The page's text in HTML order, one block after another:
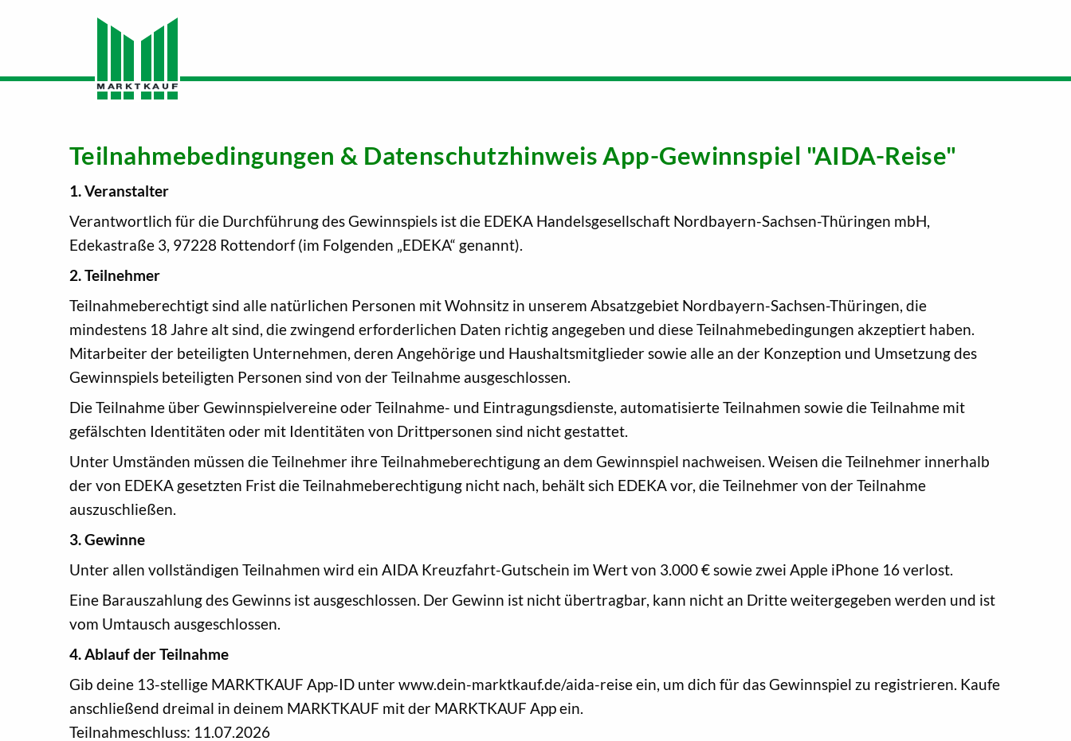
Teilnahmebedingungen & Datenschutzhinweis App-Gewinnspiel "AIDA-Reise"
1. Veranstalter
Verantwortlich für die Durchführung des Gewinnspiels ist die EDEKA Handelsgesellschaft Nordbayern-Sachsen-Thüringen mbH,
Edekastraße 3, 97228 Rottendorf (im Folgenden „EDEKA“ genannt).
2. Teilnehmer
Teilnahmeberechtigt sind alle natürlichen Personen mit Wohnsitz in unserem Absatzgebiet Nordbayern-Sachsen-Thüringen, die
mindestens 18 Jahre alt sind, die zwingend erforderlichen Daten richtig angegeben und diese Teilnahmebedingungen akzeptiert haben.
Mitarbeiter der beteiligten Unternehmen, deren Angehörige und Haushaltsmitglieder sowie alle an der Konzeption und Umsetzung des
Gewinnspiels beteiligten Personen sind von der Teilnahme ausgeschlossen.
Die Teilnahme über Gewinnspielvereine oder Teilnahme- und Eintragungsdienste, automatisierte Teilnahmen sowie die Teilnahme mit
gefälschten Identitäten oder mit Identitäten von Drittpersonen sind nicht gestattet.
Unter Umständen müssen die Teilnehmer ihre Teilnahmeberechtigung an dem Gewinnspiel nachweisen. Weisen die Teilnehmer innerhalb
der von EDEKA gesetzten Frist die Teilnahmeberechtigung nicht nach, behält sich EDEKA vor, die Teilnehmer von der Teilnahme
auszuschließen.
3. Gewinne
Unter allen vollständigen Teilnahmen wird ein AIDA Kreuzfahrt-Gutschein im Wert von 3.000 € sowie zwei Apple iPhone 16 verlost.
Eine Barauszahlung des Gewinns ist ausgeschlossen. Der Gewinn ist nicht übertragbar, kann nicht an Dritte weitergegeben werden und ist
vom Umtausch ausgeschlossen.
4. Ablauf der Teilnahme
Gib deine 13-stellige MARKTKAUF App-ID unter www.dein-marktkauf.de/aida-reise ein, um dich für das Gewinnspiel zu registrieren. Kaufe
anschließend dreimal in deinem MARKTKAUF mit der MARKTKAUF App ein.
Teilnahmeschluss: 11.07.2026